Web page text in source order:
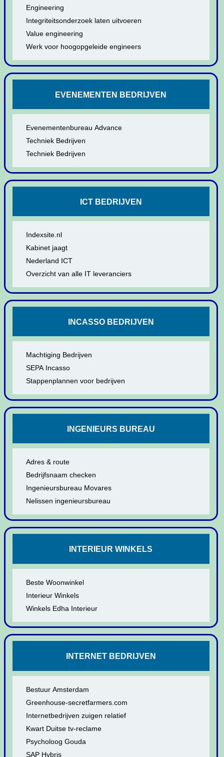
Engineering
Integriteitsonderzoek laten uitvoeren
Value engineering
Werk voor hoogopgeleide engineers
EVENEMENTEN BEDRIJVEN
Evenementenbureau Advance
Techniek Bedrijven
Techniek Bedrijven
ICT BEDRIJVEN
Indexsite.nl
Kabinet jaagt
Nederland ICT
Overzicht van alle IT leveranciers
INCASSO BEDRIJVEN
Machtiging Bedrijven
SEPA Incasso
Stappenplannen voor bedrijven
INGENIEURS BUREAU
Adres & route
Bedrijfsnaam checken
Ingenieursbureau Movares
Nelissen ingenieursbureau
INTERIEUR WINKELS
Beste Woonwinkel
Interieur Winkels
Winkels Edha Interieur
INTERNET BEDRIJVEN
Bestuur Amsterdam
Greenhouse-secretfarmers.com
Internetbedrijven zuigen relatief
Kwart Duitse tv-reclame
Psycholoog Gouda
SAP Hybris